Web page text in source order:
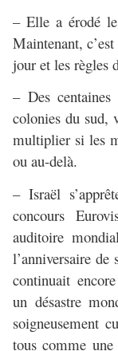
– Elle a érodé
Maintenant,
jour et les règles
– Des
colonies du sud,
multiplier si les
ou au-delà.
– Israël
concours
auditoire
l’anniversaire de
continuait
un désastre
soigneusement
tous comme une